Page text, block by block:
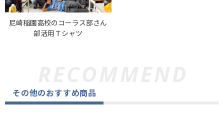
尼崎稲園高校のコーラス部さん
部活用Ｔシャツ
その他のおすすめ商品